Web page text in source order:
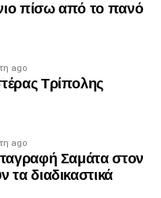
πίσω από το πανό
ago
Τρίπολης
ago
Σαμάτα στον
διαδικαστικά